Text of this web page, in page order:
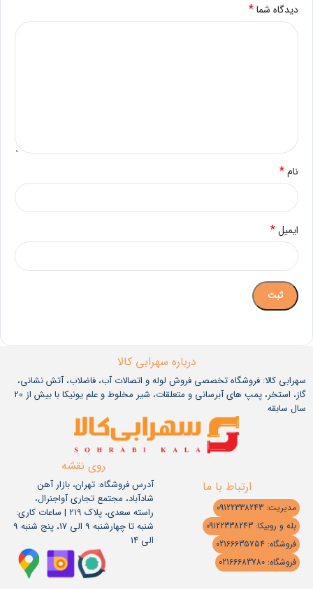
دیدگاه شما*
نام*
ایمیل*
درباره سهرابی کالا
سهرابی کالا: فروشگاه تخصصی فروش لوله و اتصالات آب، فاضلاب، آتش نشانی،
گاز، استخر، پمپ های آبرسانی و متعلقات، شیر مخلوط و علم یونیکا با بیش از 20
سال سابقه
ارتباط با ما
مدیریت: 09122338243
بله و روبیکا: 09122338243
فروشگاه: 02166635754
فروشگاه: 02166683780
روی نقشه
آدرس فروشگاه: تهران، بازار آهن
شادآباد، مجتمع تجاری آواجنرال،
راسته سعدی، پلاک 219 | ساعات کاری:
شنبه تا چهارشنبه 9 الی 17، پنج شنبه 9
الی 14